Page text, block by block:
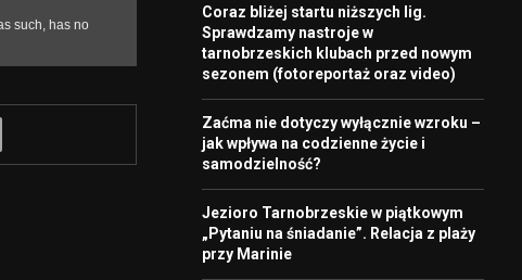
Coraz bliżej startu niższych lig.
Sprawdzamy nastroje w
tarnobrzeskich klubach przed nowym
sezonem (fotoreportaż oraz video)
Zaćma nie dotyczy wyłącznie wzroku –
jak wpływa na codzienne życie i
samodzielność?
Jezioro Tarnobrzeskie w piątkowym
„Pytaniu na śniadanie”. Relacja z plaży
przy Marinie